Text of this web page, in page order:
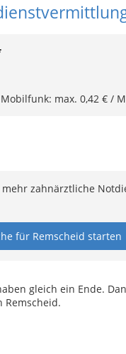
max. 0,42 € /
zahnärztliche
für Remscheid starten
gleich ein Ende.